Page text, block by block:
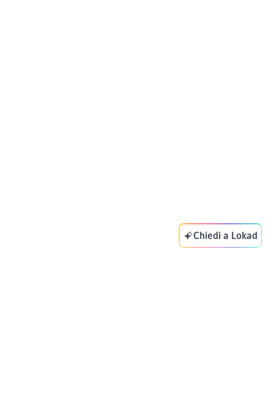
Chiedi a Lokad